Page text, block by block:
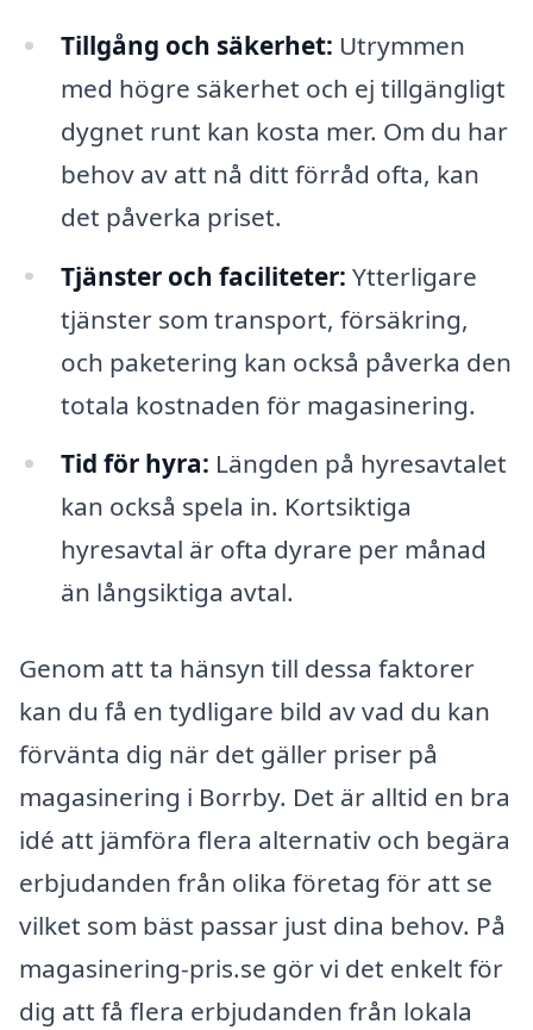
Tillgång och säkerhet: Utrymmen
med högre säkerhet och ej tillgängligt
dygnet runt kan kosta mer. Om du har
behov av att nå ditt förråd ofta, kan
det påverka priset.
Tjänster och faciliteter: Ytterligare
tjänster som transport, försäkring,
och paketering kan också påverka den
totala kostnaden för magasinering.
Tid för hyra: Längden på hyresavtalet
kan också spela in. Kortsiktiga
hyresavtal är ofta dyrare per månad
än långsiktiga avtal.
Genom att ta hänsyn till dessa faktorer
kan du få en tydligare bild av vad du kan
förvänta dig när det gäller priser på
magasinering i Borrby. Det är alltid en bra
idé att jämföra flera alternativ och begära
erbjudanden från olika företag för att se
vilket som bäst passar just dina behov. På
magasinering-pris.se gör vi det enkelt för
dig att få flera erbjudanden från lokala